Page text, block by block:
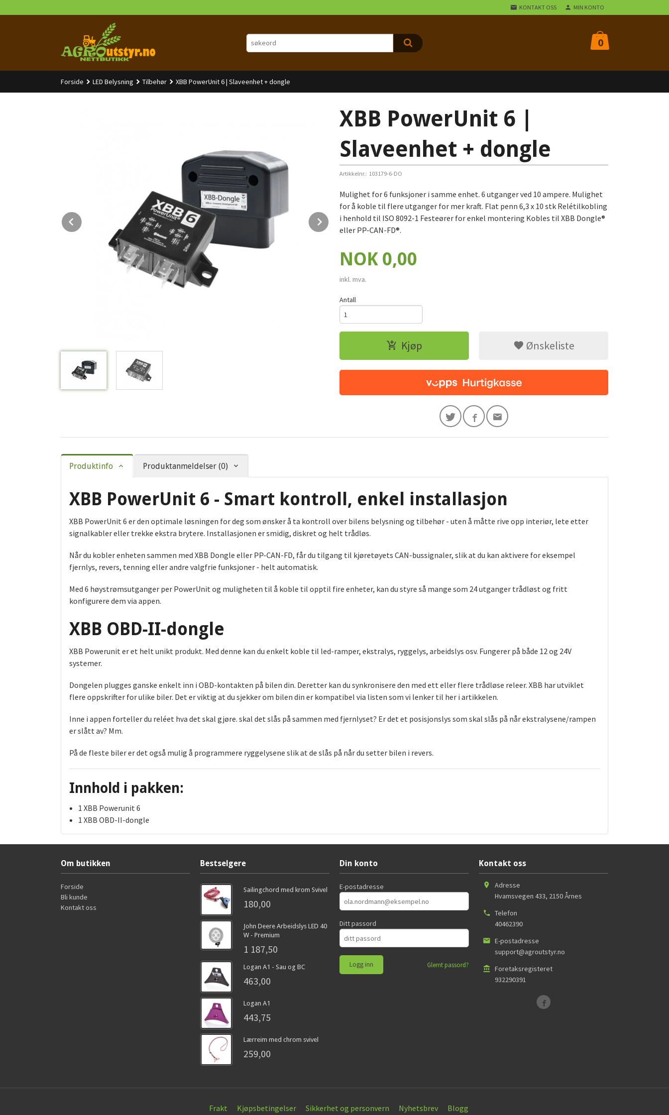
til
KONTAKT OSS MIN KONTO
0
Forside LED Belysning Tilbehør XBB PowerUnit 6 | Slaveenhet + dongle
Next
XBB PowerUnit 6 |
Slaveenhet + dongle
Artikkelnr.: 103179-6-DO
Mulighet for 6 funksjoner i samme enhet. 6 utganger ved 10 ampere. Mulighet
for å koble til flere utganger for mer kraft. Flat penn 6,3 x 10 stk Relétilkobling
i henhold til ISO 8092-1 Festeører for enkel montering Kobles til XBB Dongle®
eller PP-CAN-FD®.
Pris
NOK 0,00
inkl. mva.
Antall
Kjøp Ønskeliste
Produktinfo Produktanmeldelser (0)
XBB PowerUnit 6 - Smart kontroll, enkel installasjon
XBB PowerUnit 6 er den optimale løsningen for deg som ønsker å ta kontroll over bilens belysning og tilbehør - uten å måtte rive opp interiør, lete etter
signalkabler eller trekke ekstra brytere. Installasjonen er smidig, diskret og helt trådløs.
Når du kobler enheten sammen med XBB Dongle eller PP-CAN-FD, får du tilgang til kjøretøyets CAN-bussignaler, slik at du kan aktivere for eksempel
fjernlys, revers, tenning eller andre valgfrie funksjoner - helt automatisk.
Med 6 høystrømsutganger per PowerUnit og muligheten til å koble til opptil fire enheter, kan du styre så mange som 24 utganger trådløst og fritt
konfigurere dem via appen.
XBB OBD-II-dongle
XBB Powerunit er et helt unikt produkt. Med denne kan du enkelt koble til led-ramper, ekstralys, ryggelys, arbeidslys osv. Fungerer på både 12 og 24V
systemer.
Dongelen plugges ganske enkelt inn i OBD-kontakten på bilen din. Deretter kan du synkronisere den med ett eller flere trådløse releer. XBB har utviklet
flere oppskrifter for ulike biler. Det er viktig at du sjekker om bilen din er kompatibel via listen som vi lenker til her i artikkelen.
Inne i appen forteller du reléet hva det skal gjøre. skal det slås på sammen med fjernlyset? Er det et posisjonslys som skal slås på når ekstralysene/rampen
er slått av? Mm.
På de fleste biler er det også mulig å programmere ryggelysene slik at de slås på når du setter bilen i revers.
Innhold i pakken:
1 XBB Powerunit 6
1 XBB OBD-II-dongle
Om butikken
Forside
Bli kunde
Kontakt oss
Bestselgere
Sailingchord med krom Svivel
180,00
John Deere Arbeidslys LED 40
W - Premium
1 187,50
Logan A1 - Sau og BC
463,00
Logan A1
443,75
Lærreim med chrom svivel
259,00
Din konto
E-postadresse
Ditt passord
Glemt passord?
Kontakt oss
Adresse
Hvamsvegen 433, 2150Årnes
Telefon
40462390
E-postadresse
support@agroutstyr.no
Foretaksregisteret
932290391
Frakt Kjøpsbetingelser Sikkerhet og personvern Nyhetsbrev Blogg